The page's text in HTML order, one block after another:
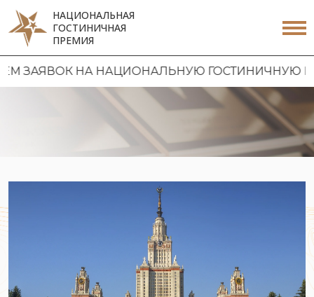
НАЦИОНАЛЬНАЯ
ГОСТИНИЧНАЯ
ПРЕМИЯ
НА НАЦИОНАЛЬНУЮ ГОСТИНИЧНУЮ